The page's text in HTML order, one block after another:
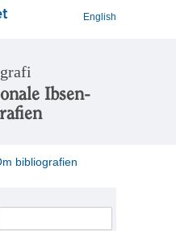
English
Ibsen-
bibliografien